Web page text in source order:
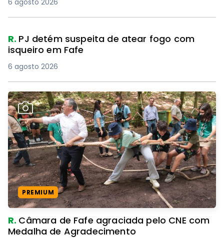
6 agosto 2026
R. PJ detém suspeita de atear fogo com
isqueiro em Fafe
6 agosto 2026
PREMIUM
R. Câmara de Fafe agraciada pelo CNE com
Medalha de Agradecimento